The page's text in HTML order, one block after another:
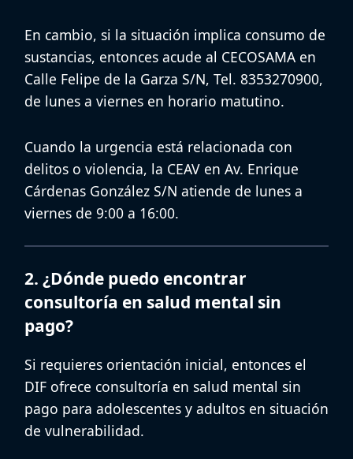
En cambio, si la situación implica consumo de
sustancias, entonces acude al CECOSAMA en
Calle Felipe de la Garza S/N, Tel. 8353270900,
de lunes a viernes en horario matutino.
Cuando la urgencia está relacionada con
delitos o violencia, la CEAV en Av. Enrique
Cárdenas González S/N atiende de lunes a
viernes de 9:00 a 16:00.
2. ¿Dónde puedo encontrar
consultoría en salud mental sin
pago?
Si requieres orientación inicial, entonces el
DIF ofrece consultoría en salud mental sin
pago para adolescentes y adultos en situación
de vulnerabilidad.